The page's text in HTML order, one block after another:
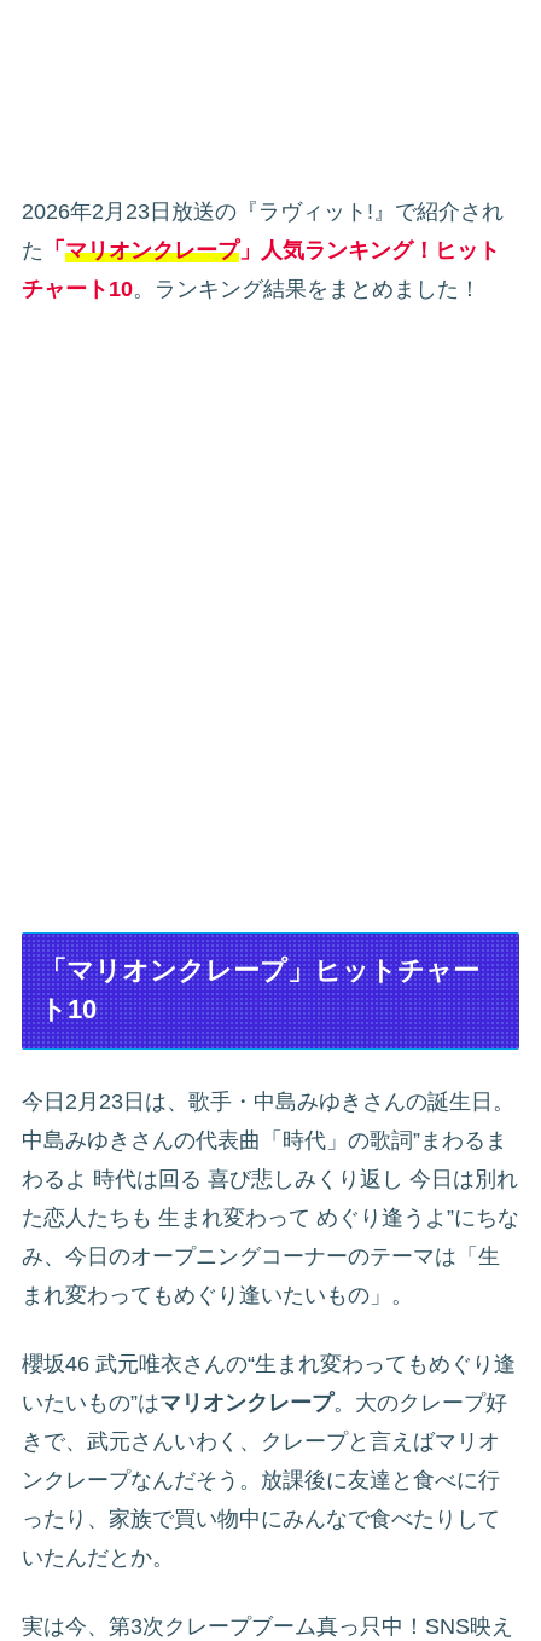
2026年2月23日放送の『ラヴィット!』で紹介され
た 「 マリオンクレープ」人気ランキング！ヒット
チャート10。ランキング結果をまとめました！
「マリオンクレープ」ヒットチャー
ト10
今日2月23日は、歌手・中島みゆきさんの誕生日。
中島みゆきさんの代表曲「時代」の歌詞”まわるま
わるよ 時代は回る 喜び悲しみくり返し 今日は別れ
た恋人たちも 生まれ変わって めぐり逢うよ”にちな
み、今日のオープニングコーナーのテーマは「生
まれ変わってもめぐり逢いたいもの」。
櫻坂46 武元唯衣さんの“生まれ変わってもめぐり逢
いたいもの”はマリオンクレープ。大のクレープ好
きで、武元さんいわく、クレープと言えばマリオ
ンクレープなんだそう。放課後に友達と食べに行
ったり、家族で買い物中にみんなで食べたりして
いたんだとか。
実は今、第3次クレープブーム真っ只中！SNS映え